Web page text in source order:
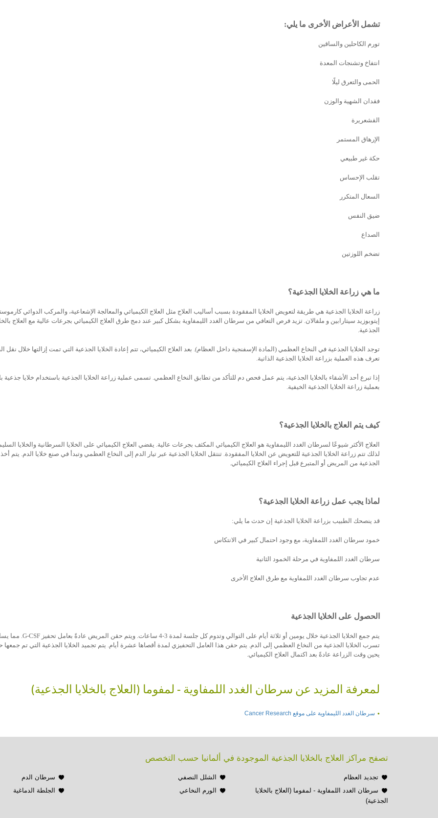
تشمل الأعراض الأخرى ما يلي:
تورم الكاحلين والساقين
انتفاخ وتشنجات المعدة
الحمى والتعرق ليلًا
فقدان الشهية والوزن
القشعريرة
الإرهاق المستمر
حكة غير طبيعي
تقلب الإحساس
السعال المتكرر
ضيق النفس
الصداع
تضخم اللوزتين
ما هي زراعة الخلايا الجذعية؟
زراعة الخلايا الجذعية هي طريقة لتعويض الخلايا المفقودة بسبب أساليب العلاج مثل العلاج الكيميائي والمعالجة الإشعاعية، و المركب الدوائي
إيتوبوزيد سيتارابين و ملفالان. تزيد فرص التعافي من سرطان الغدد الليمفاوية بشكل كبير عند دمج طرق العلاج الكيميائي بجرعات عالية مع العلاج
الجذعية.
توجد الخلايا الجذعية في النخاع العظمي (المادة الإسفنجية داخل العظام). بعد العلاج الكيميائي، تتم إعادة الخلايا الجذعية التي تمت إزالتها خلال نقل
تعرف هذه العملية بزراعة الخلايا الجذعية الذاتية.
إذا تبرع أحد الأشقاء بالخلايا الجذعية، يتم عمل فحص دم للتأكد من تطابق النخاع العظمي. تسمى عملية زراعة الخلايا الجذعية باستخدام خلايا جذعية
بعملية زراعة الخلايا الجذعية الخيفية.
كيف يتم العلاج بالخلايا الجذعية؟
العلاج الأكثر شيوعًا لسرطان الغدد الليمفاوية هو العلاج الكيميائي المكثف بجرعات عالية. يقضي العلاج الكيميائي على الخلايا السرطانية والخلايا
لذلك تتم زراعة الخلايا الجذعية للتعويض عن الخلايا المفقودة. تنتقل الخلايا الجذعية عبر تيار الدم إلى النخاع العظمي وتبدأ في صنع خلايا الدم. يتم أخذ
الجذعية من المريض أو المتبرع قبل إجراء العلاج الكيميائي.
لماذا يجب عمل زراعة الخلايا الجذعية؟
قد ينصحك الطبيب بزراعة الخلايا الجذعية إن حدث ما يلي:
خمود سرطان الغدد اللمفاوية، مع وجود احتمال كبير في الانتكاس
سرطان الغدد اللمفاوية في مرحلة الخمود الثانية
عدم تجاوب سرطان الغدد اللمفاوية مع طرق العلاج الأخرى
الحصول على الخلايا الجذعية
يتم جمع الخلايا الجذعية خلال يومين أو ثلاثة أيام على التوالي وتدوم كل جلسة لمدة 3-4 ساعات. ويتم حقن المريض عادةً بعامل تحفيز G-CSF . مما
تسرب الخلايا الجذعية من النخاع العظمي إلى الدم. يتم حقن هذا العامل التحفيزي لمدة أقصاها عشرة أيام. يتم تجميد الخلايا الجذعية التي تم جمعها
يحين وقت الزراعة عادةً بعد اكتمال العلاج الكيميائي.
لمعرفة المزيد عن سرطان الغدد اللمفاوية - لمفوما (العلاج بالخلايا الجذعية)
سرطان الغدد الليمفاوية على موقع Cancer Research
تصفح مراكز العلاج بالخلايا الجذعية الموجودة في ألمانيا حسب التخصص
تجديد العظام
سرطان الغدد اللمفاوية - لمفوما (العلاج بالخلايا
الجذعية)
الشلل النصفي
الورم النخاعي
سرطان الدم
الجلطة الدماغية